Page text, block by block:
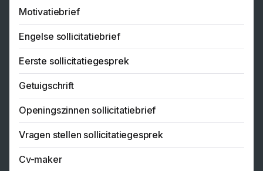
Motivatiebrief
Engelse sollicitatiebrief
Eerste sollicitatiegesprek
Getuigschrift
Openingszinnen sollicitatiebrief
Vragen stellen sollicitatiegesprek
Cv-maker